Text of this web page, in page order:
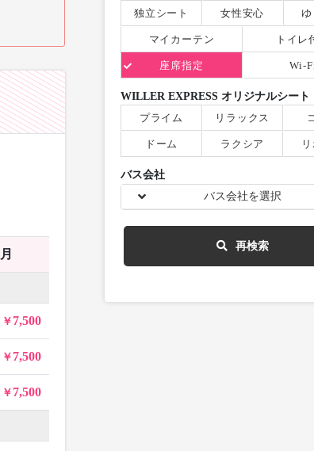
7,500
7,500
7,500
独立シート
女性安心 ゆ
マイカーテン トイレ
座席指定 Wi-
WILLER EXPRESS オリジナルシート
プライム
リラックス
ドーム ラクシア
バス会社
バス会社を選択
再検索